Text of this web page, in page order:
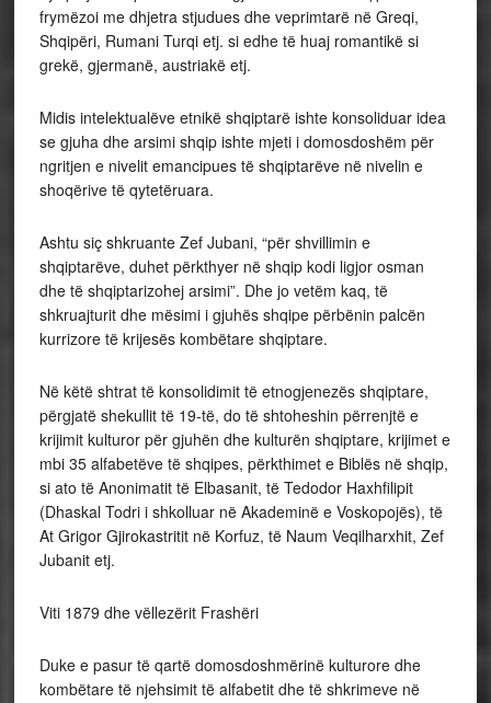
frymëzoi me dhjetra stjudues dhe veprimtarë në Greqi,
Shqipëri, Rumani Turqi etj. si edhe të huaj romantikë si
grekë, gjermanë, austriakë etj.
Midis intelektualëve etnikë shqiptarë ishte konsoliduar idea
se gjuha dhe arsimi shqip ishte mjeti i domosdoshëm për
ngritjen e nivelit emancipues të shqiptarëve në nivelin e
shoqërive të qytetëruara.
Ashtu siç shkruante Zef Jubani, “për shvillimin e
shqiptarëve, duhet përkthyer në shqip kodi ligjor osman
dhe të shqiptarizohej arsimi”. Dhe jo vetëm kaq, të
shkruajturit dhe mësimi i gjuhës shqipe përbënin palcën
kurrizore të krijesës kombëtare shqiptare.
Në këtë shtrat të konsolidimit të etnogjenezës shqiptare,
përgjatë shekullit të 19-të, do të shtoheshin përrenjtë e
krijimit kulturor për gjuhën dhe kulturën shqiptare, krijimet e
mbi 35 alfabetëve të shqipes, përkthimet e Biblës në shqip,
si ato të Anonimatit të Elbasanit, të Tedodor Haxhfilipit
(Dhaskal Todri i shkolluar në Akademinë e Voskopojës), të
At Grigor Gjirokastritit në Korfuz, të Naum Veqilharxhit, Zef
Jubanit etj.
Viti 1879 dhe vëllezërit Frashëri
Duke e pasur të qartë domosdoshmërinë kulturore dhe
kombëtare të njehsimit të alfabetit dhe të shkrimeve në